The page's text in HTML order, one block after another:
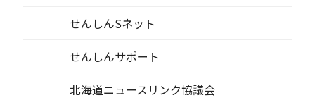
せんしんSネット
せんしんサポート
北海道ニュースリンク協議会